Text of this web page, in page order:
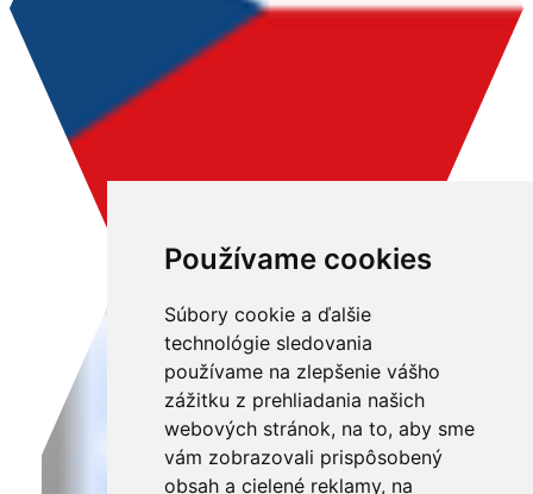
Používame cookies
Súbory cookie a ďalšie
technológie sledovania
používame na zlepšenie vášho
zážitku z prehliadania našich
webových stránok, na to, aby sme
vám zobrazovali prispôsobený
obsah a cielené reklamy, na